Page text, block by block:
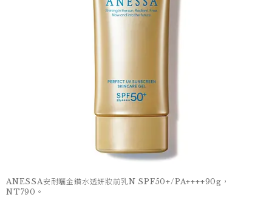
ANESSA安耐曬金鑽水透妍妝前乳N SPF50+/PA++++90g，
NT790。